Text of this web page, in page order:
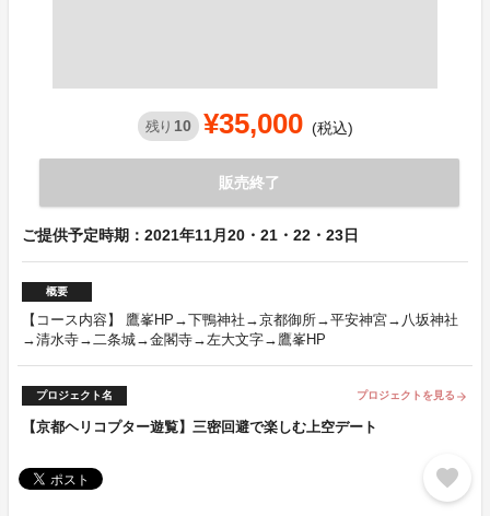
残り 10 ¥35,000 (税込)
販売終了
ご提供予定時期：2021年11月20・21・22・23日
概要
【コース内容】 鷹峯HP→下鴨神社→京都御所→平安神宮→八坂神社
→清水寺→二条城→金閣寺→左大文字→鷹峯HP
プロジェクト名 プロジェクトを見る arrow_forward
【京都ヘリコプター遊覧】三密回避で楽しむ上空デート
favorite